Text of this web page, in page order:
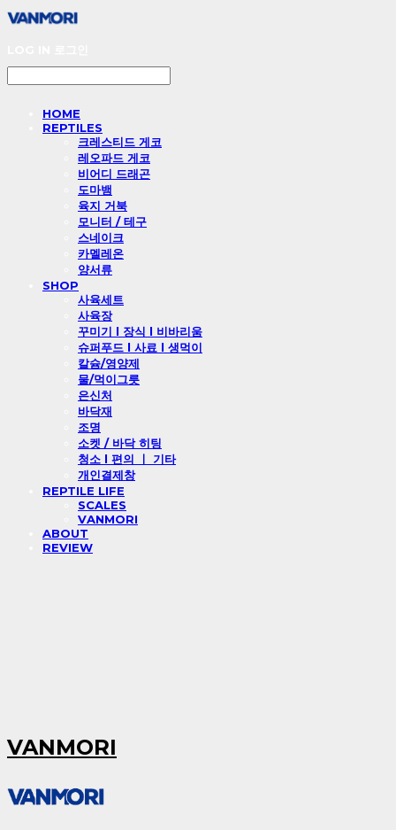
HOME
REPTILES
크레스티드 게코
레오파드 게코
비어디 드래곤
도마뱀
육지 거북
모니터 / 테구
스네이크
카멜레온
양서류
SHOP
사육세트
사육장
꾸미기 l 장식 l 비바리움
슈퍼푸드 l 사료 l 생먹이
칼슘/영양제
물/먹이그릇
은신처
바닥재
조명
소켓 / 바닥 히팅
청소 l 편의 ㅣ 기타
개인결제창
REPTILE LIFE
SCALES
VANMORI
ABOUT
REVIEW
VANMORI